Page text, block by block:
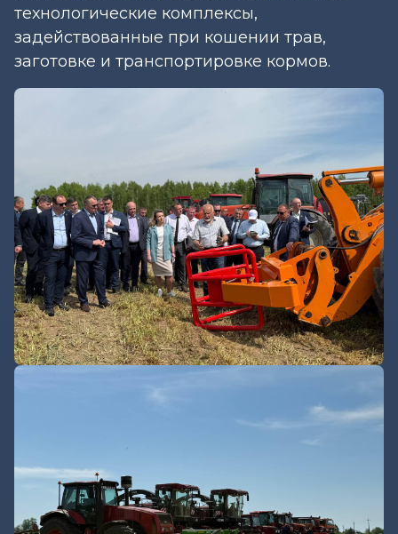
технологические комплексы,
задействованные при кошении трав,
заготовке и транспортировке кормов.